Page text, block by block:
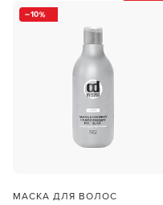
10
МАСКА ДЛЯ ВОЛОС